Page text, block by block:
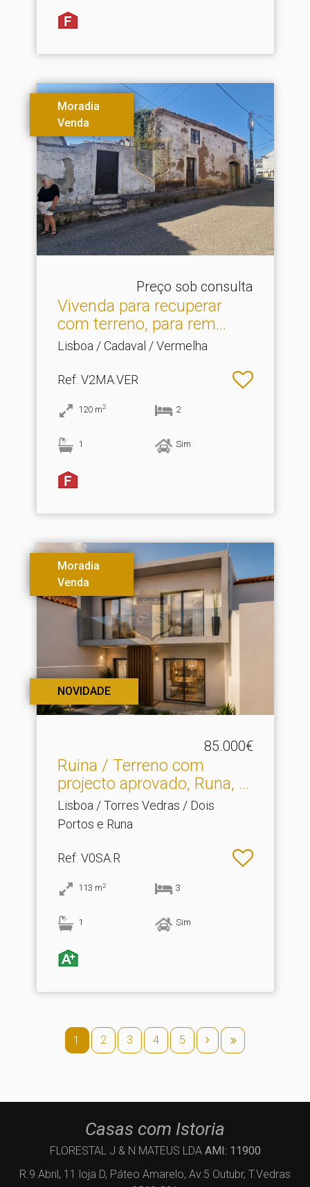
Moradia
Venda
Preço sob consulta
Vivenda para recuperar
com terreno, para rem.​..
Lisboa / Cadaval / Vermelha
Ref: V2MA.VER
120 m2 2
1 Sim
Moradia
Venda
NOVIDADE
85.000€
Ruina / Terreno com
projecto aprovado, Runa, .​..
Lisboa / Torres Vedras / Dois
Portos e Runa
Ref: V0SA.R
113 m2 3
1 Sim
1 2 3 4 5
Casas com Istoria
FLORESTAL J & N MATEUS LDA AMI: 11900
R.9 Abril, 11 loja D, Páteo Amarelo, Av.5 Outubr, T.Vedras